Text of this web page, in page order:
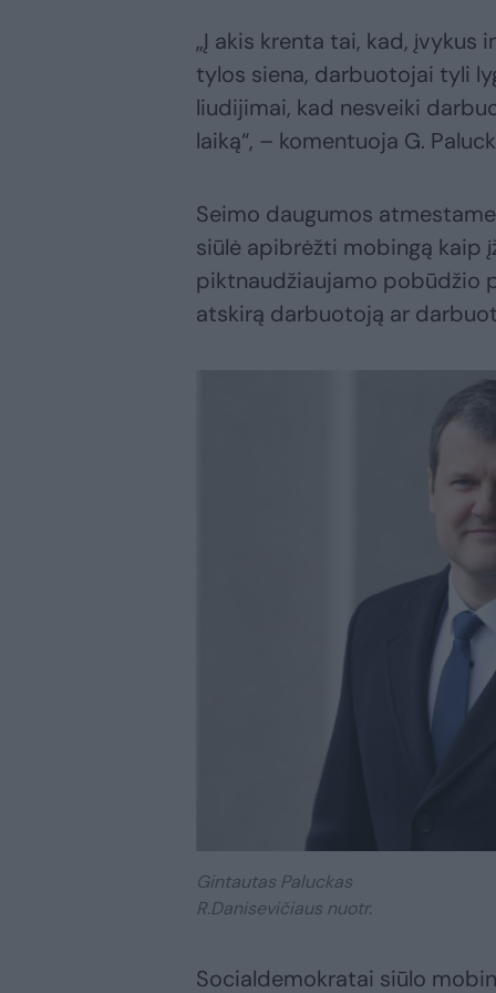
„Į akis krenta tai, kad,
tylos siena, darbuotojai tyli
liudijimai, kad nesveiki
laiką“, – komentuoja G.
Seimo daugumos
siūlė apibrėžti mobingą kaip
piktnaudžiaujamo pobūdžio
atskirą darbuotoją ar
Gintautas Paluckas
R.Danisevičiaus nuotr.
Socialdemokratai siūlo